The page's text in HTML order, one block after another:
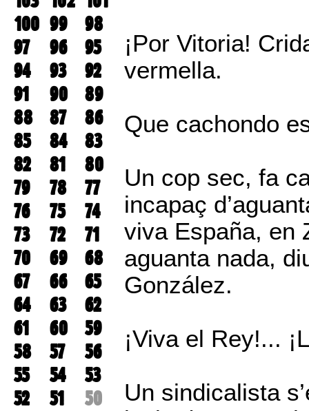
100 99
98
97
96
95
94
93
92
91
90
89
88
87
86
85
84
83
82
81
80
79
78
77
76
75
74
73
72
71
70
69
68
67
66
65
64
63
62
61
60
59
58
57
56
55
54
53
52
51
50
¡Por Vitoria!
vermella.
Que cachondo
Un cop sec, fa
incapaç
viva España, en
aguanta nada,
González.
¡Viva el Rey!...
Un sindicalista